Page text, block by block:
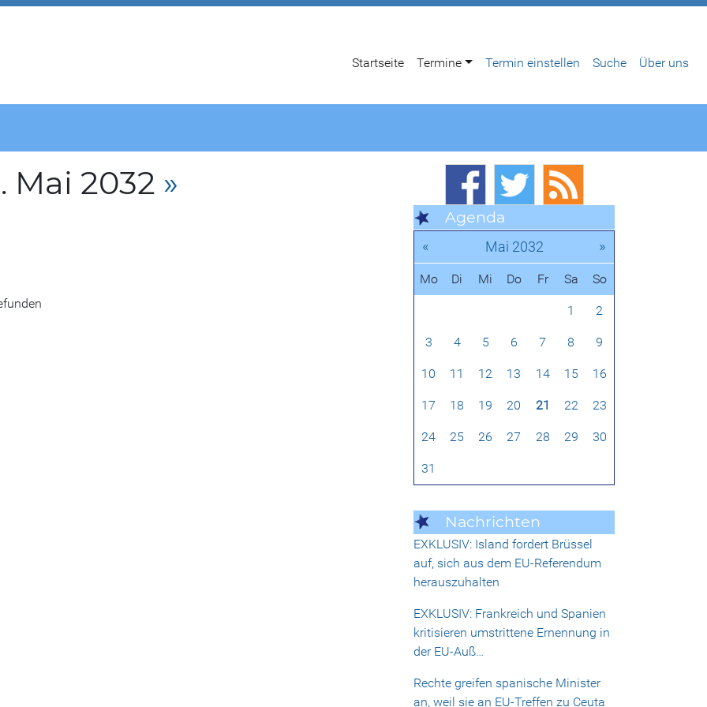
Startseite Termine Termin einstellen Suche Über uns
Mai 2032 »
Agenda
« Mai 2032 »
Mo Di Mi Do Fr Sa So
1 2
3 4 5 6 7 8 9
10 11 12 13 14 15 16
17 18 19 20 21 22 23
24 25 26 27 28 29 30
31
Nachrichten
EXKLUSIV: Island fordert Brüssel
auf, sich aus dem EU-Referendum
herauszuhalten
EXKLUSIV: Frankreich und Spanien
kritisieren umstrittene Ernennung in
der EU-Auß…
Rechte greifen spanische Minister
an, weil sie an EU-Treffen zu Ceuta